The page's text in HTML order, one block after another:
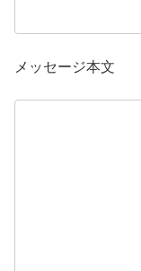
メッセージ本文